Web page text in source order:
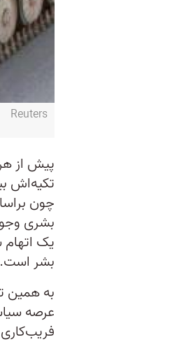
Reuters
پیش از
تکیه‌اش
چون
بشری
یک
بشر است.
به همین
عرصه